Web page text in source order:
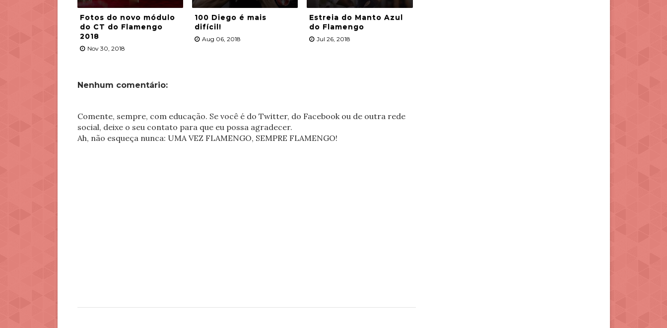
Fotos do novo módulo
do CT do Flamengo
2018
Nov 30, 2018
100 Diego é mais
difícil!
Aug 06, 2018
Estreia do Manto Azul
do Flamengo
Jul 26, 2018
Nenhum comentário:
Comente, sempre, com educação. Se você é do Twitter, do Facebook ou de outra rede
social, deixe o seu contato para que eu possa agradecer.
Ah, não esqueça nunca: UMA VEZ FLAMENGO, SEMPRE FLAMENGO!